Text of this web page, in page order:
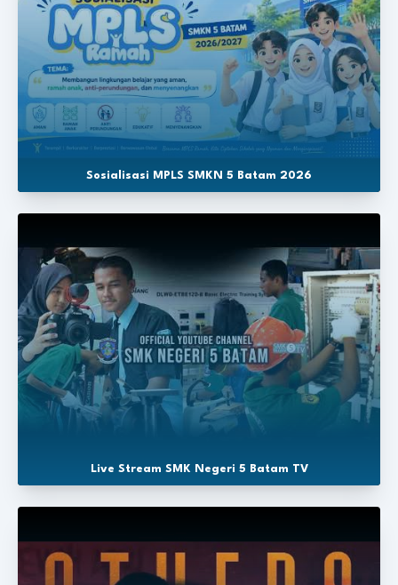
Sosialisasi MPLS SMKN 5 Batam 2026
Live Stream SMK Negeri 5 Batam TV